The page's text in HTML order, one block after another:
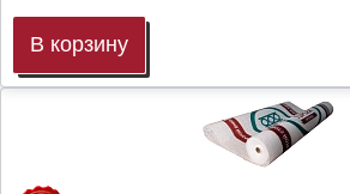
В корзину